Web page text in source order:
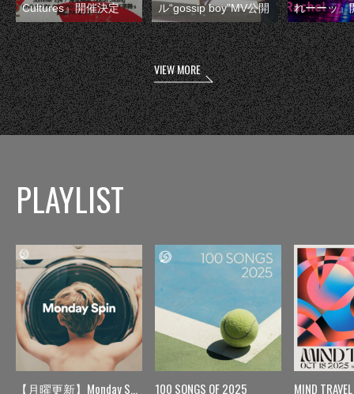
Cultures』開催決定
ル“gossip boy”MV公開
れーーッ』
VIEW MORE
PLAYLIST
【月曜更新】Monday Spin 100 SONGS OF 2025 MIND TRAVEL